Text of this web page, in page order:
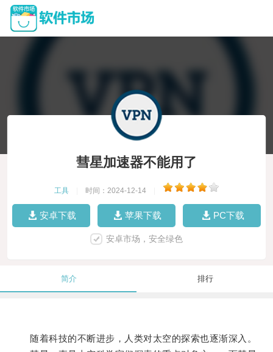
彗星加速器不能用了
工具 时间：2024-12-14
安卓下载 苹果下载 PC下载
安卓市场，安全绿色
简介 排行
随着科技的不断进步，人类对太空的探索也逐渐深入。